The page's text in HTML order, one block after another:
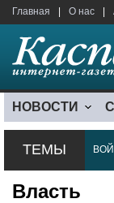
Главная О нас
НОВОСТИ
ТЕМЫ
Власть